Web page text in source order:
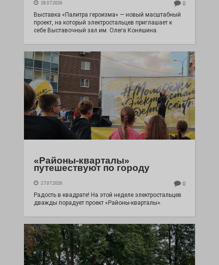
28.07.2026 0
Выставка «Палитра героизма» — новый масштабный
проект, на который электростальцев приглашает к
себе Выставочный зал им. Олега Коняшина.
«Районы-кварталы»
путешествуют по городу
27.07.2026 0
Радость в квадрате! На этой неделе электростальцев
дважды порадует проект «Районы-кварталы».